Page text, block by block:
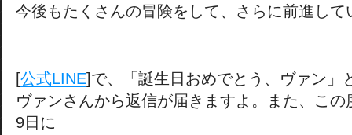
今後もたくさんの冒険をして、さらに前進して
[公式LINE]で、「誕生日おめでとう、ヴァン」
ヴァンさんから返信が届きますよ。また、こ
9日に